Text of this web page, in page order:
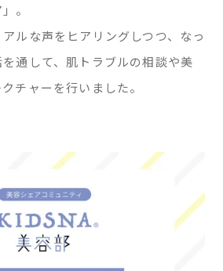
。
ルな声をヒアリングしつつ、なっ
通して、肌トラブルの相談や美
チャーを行いました。